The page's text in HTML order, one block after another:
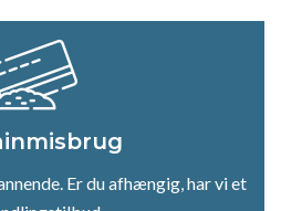
Er du afhængig, har vi et